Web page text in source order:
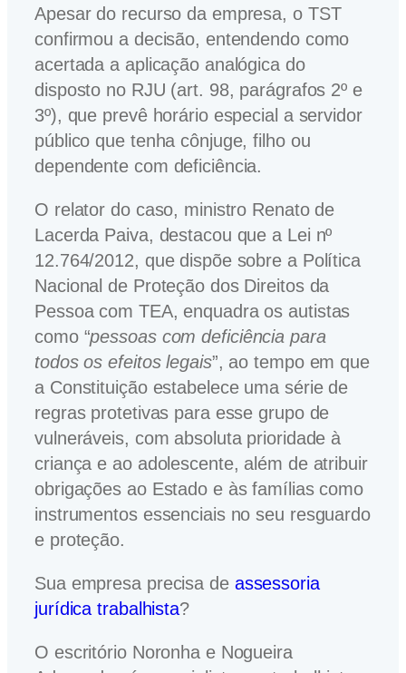
Apesar do recurso da empresa, o TST
confirmou a decisão, entendendo como
acertada a aplicação analógica do
disposto no RJU (art. 98, parágrafos 2º e
3º), que prevê horário especial a servidor
público que tenha cônjuge, filho ou
dependente com deficiência.
O relator do caso, ministro Renato de
Lacerda Paiva, destacou que a Lei nº
12.764/2012, que dispõe sobre a Política
Nacional de Proteção dos Direitos da
Pessoa com TEA, enquadra os autistas
como “pessoas com deficiência para
todos os efeitos legais”, ao tempo em que
a Constituição estabelece uma série de
regras protetivas para esse grupo de
vulneráveis, com absoluta prioridade à
criança e ao adolescente, além de atribuir
obrigações ao Estado e às famílias como
instrumentos essenciais no seu resguardo
e proteção.
Sua empresa precisa de assessoria
jurídica trabalhista?
O escritório Noronha e Nogueira